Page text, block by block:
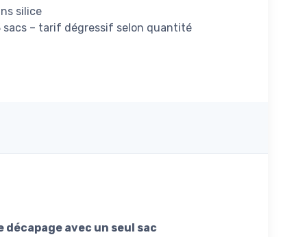
silice
sacs – tarif dégressif selon quantité
décapage avec un seul sac